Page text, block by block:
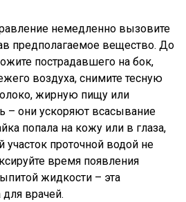
немедленно вызовите
предполагаемое вещество. До
пострадавшего на бок,
воздуха, снимите тесную
жирную пищу или
– они ускоряют всасывание
попала на кожу или в глаза,
проточной водой не
время появления
жидкости – эта
врачей.